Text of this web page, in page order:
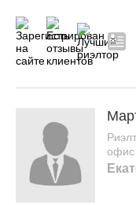
офис